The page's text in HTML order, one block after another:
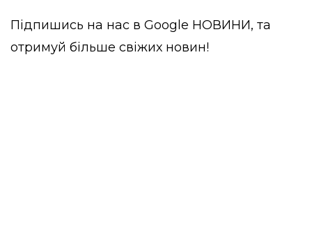
Підпишись на нас в Google НОВИНИ, та
отримуй більше свіжих новин!